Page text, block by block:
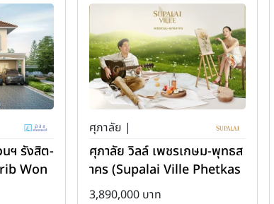
ฯ รังสิต-
Won
ศุภาลัย |
ศุภาลัย วิลล์ เพชรเกษม-พุทธส
าคร (Supalai Ville Phetkas
em-Phutthasakorn)
3,890,000 บาท